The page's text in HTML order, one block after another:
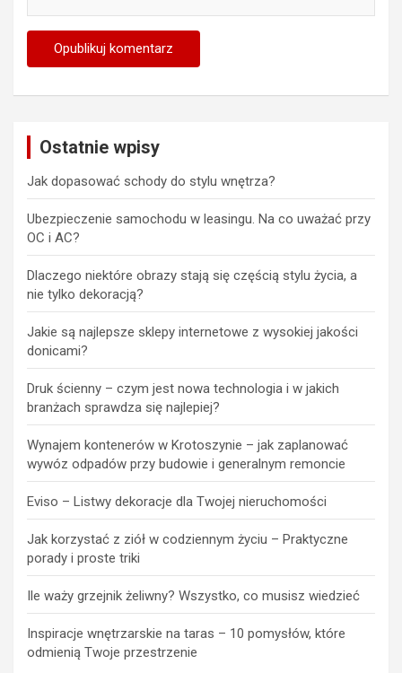
Ostatnie wpisy
Jak dopasować schody do stylu wnętrza?
Ubezpieczenie samochodu w leasingu. Na co uważać przy
OC i AC?
Dlaczego niektóre obrazy stają się częścią stylu życia, a
nie tylko dekoracją?
Jakie są najlepsze sklepy internetowe z wysokiej jakości
donicami?
Druk ścienny – czym jest nowa technologia i w jakich
branżach sprawdza się najlepiej?
Wynajem kontenerów w Krotoszynie – jak zaplanować
wywóz odpadów przy budowie i generalnym remoncie
Eviso – Listwy dekoracje dla Twojej nieruchomości
Jak korzystać z ziół w codziennym życiu – Praktyczne
porady i proste triki
Ile waży grzejnik żeliwny? Wszystko, co musisz wiedzieć
Inspiracje wnętrzarskie na taras – 10 pomysłów, które
odmienią Twoje przestrzenie